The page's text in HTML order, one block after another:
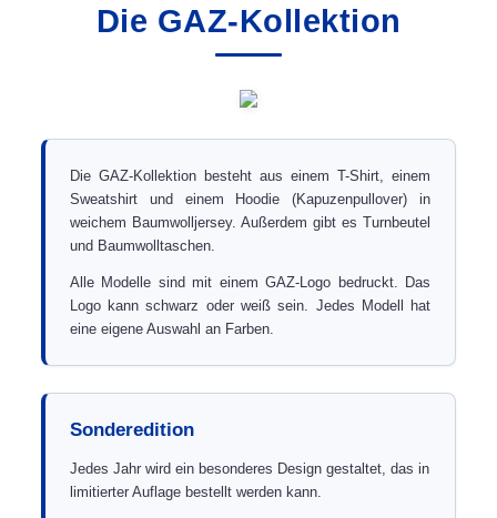
Die GAZ-Kollektion
Die GAZ-Kollektion besteht aus einem T-Shirt, einem
Sweatshirt und einem Hoodie (Kapuzenpullover) in
weichem Baumwolljersey. Außerdem gibt es Turnbeutel
und Baumwolltaschen.
Alle Modelle sind mit einem GAZ-Logo bedruckt. Das
Logo kann schwarz oder weiß sein. Jedes Modell hat
eine eigene Auswahl an Farben.
Sonderedition
Jedes Jahr wird ein besonderes Design gestaltet, das in
limitierter Auflage bestellt werden kann.